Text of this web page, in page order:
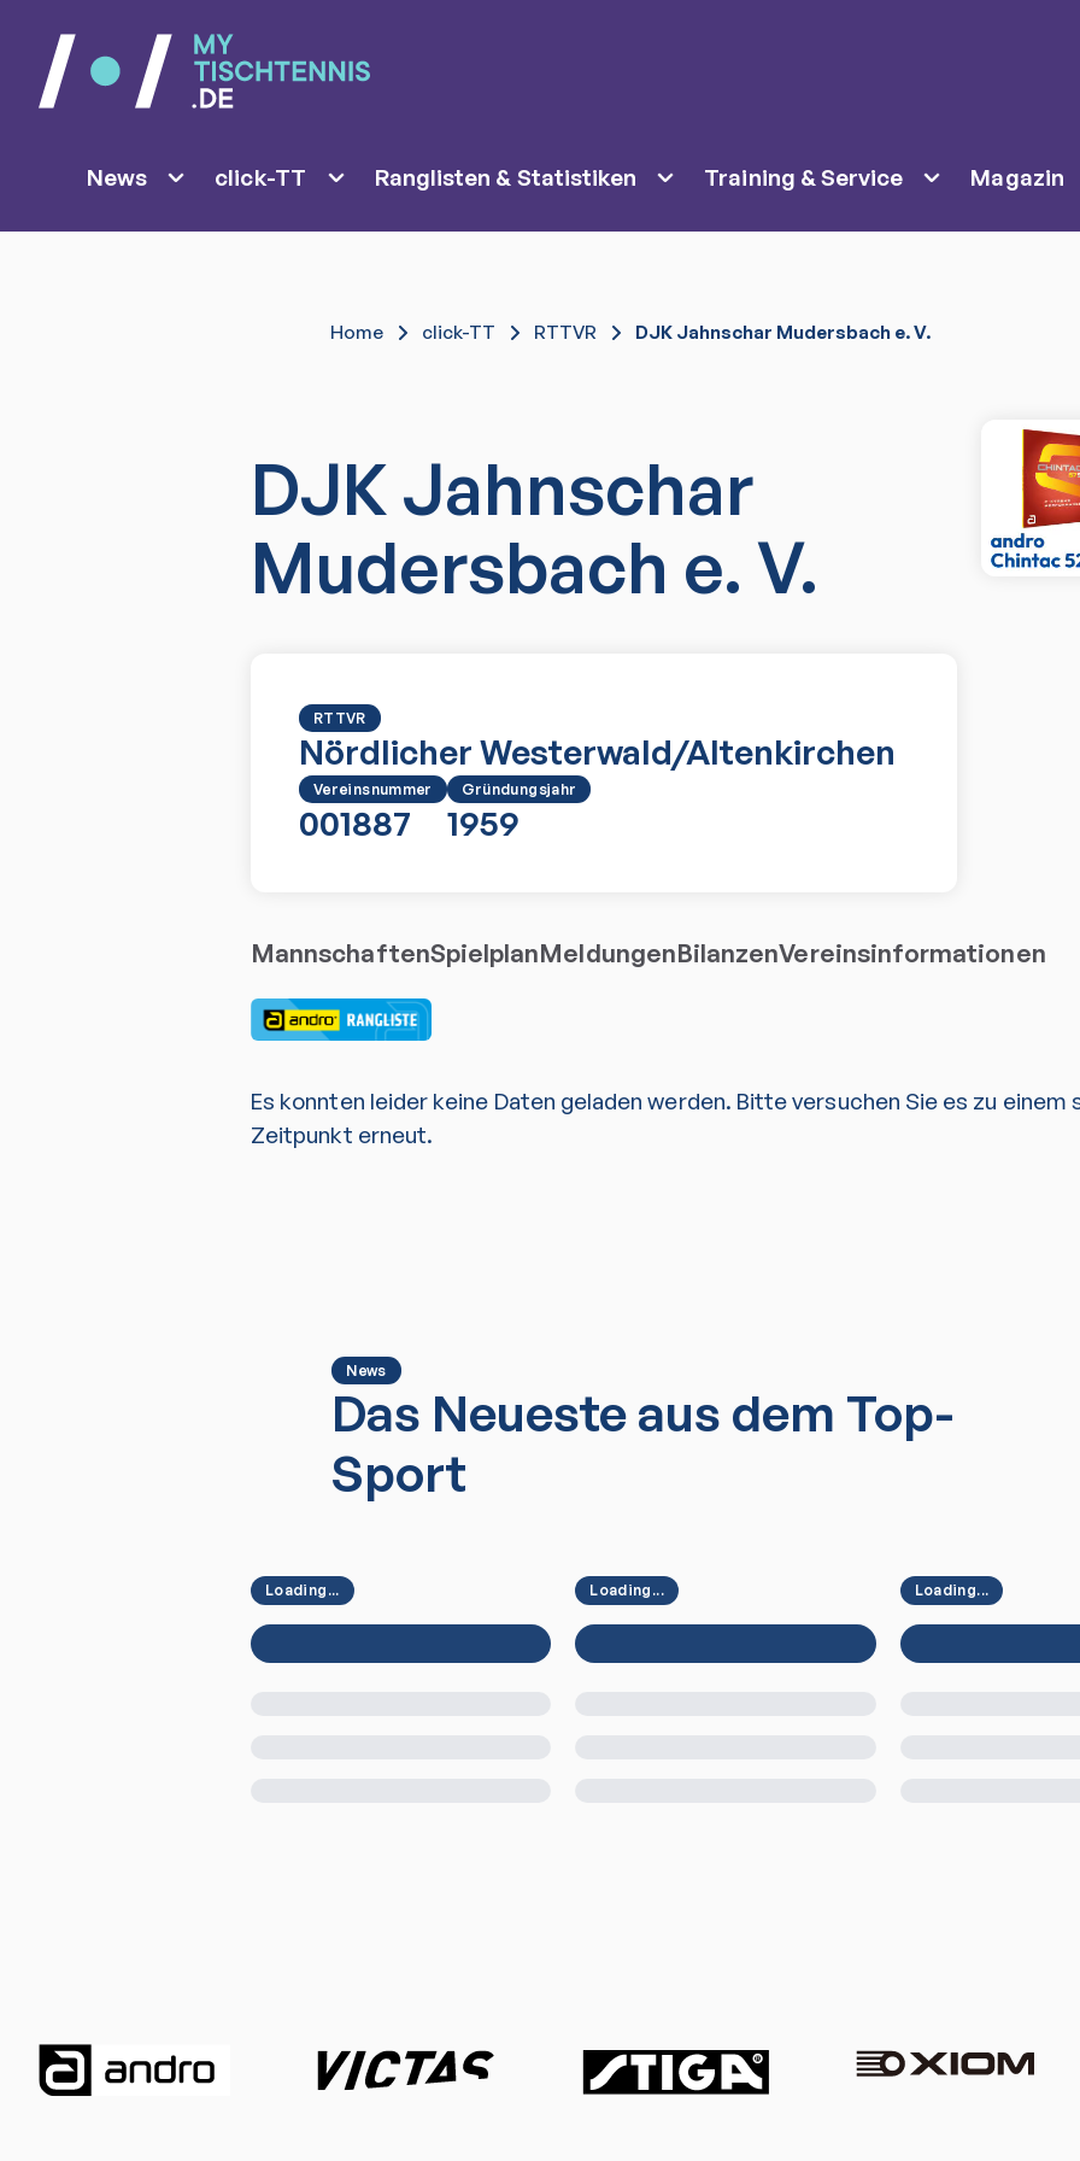
News click-TT Ranglisten & Statistiken Training & Service Magazin
Home click-TT RTTVR DJK Jahnschar Mudersbach e. V.
DJK Jahnschar
Mudersbach e. V.
RTTVR
Nördlicher Westerwald/Altenkirchen
Vereinsnummer
001887
Gründungsjahr
1959
MannschaftenSpielplanMeldungenBilanzenVereinsinformationen
Es konnten leider keine Daten geladen werden. Bitte versuchen Sie es zu einem
Zeitpunkt erneut.
News
Das Neueste aus dem Top-
Sport
Loading... Loading... Loading...